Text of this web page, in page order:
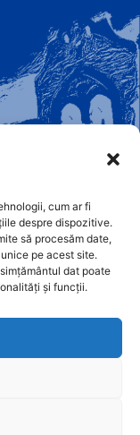
cum ar fi
despre dispozitive.
să procesăm date,
pe acest site.
dat poate
și funcții.